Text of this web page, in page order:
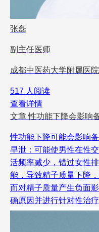
张磊
副主任医师
成都中医药大学附属医院
517 人阅读
查看详情
文章 性功能下降会影响
性功能下降可能会影响
早泄：可能使男性在性
活频率减少，错过女性
能，导致精子质量下降
而对精子质量产生负面
确原因并进行针对性治疗